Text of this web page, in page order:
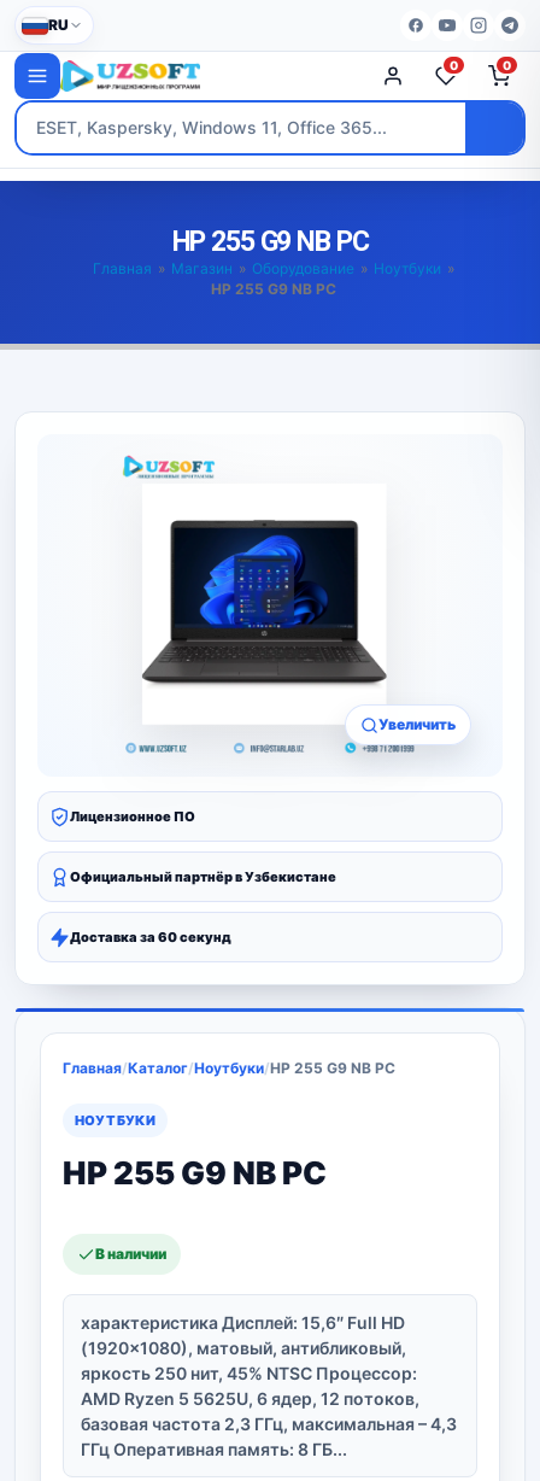
RU
0 0
HP 255 G9 NB PC
Главная » Магазин » Оборудование » Ноутбуки »
HP 255 G9 NB PC
Увеличить
Лицензионное ПО
Официальный партнёр в Узбекистане
Доставка за 60 секунд
Главная/Каталог/Ноутбуки/HP 255 G9 NB PC
НОУТБУКИ
HP 255 G9 NB PC
В наличии
характеристика Дисплей: 15,6″ Full HD
(1920×1080), матовый, антибликовый,
яркость 250 нит, 45% NTSC Процессор:
AMD Ryzen 5 5625U, 6 ядер, 12 потоков,
базовая частота 2,3 ГГц, максимальная – 4,3
ГГц Оперативная память: 8 ГБ...